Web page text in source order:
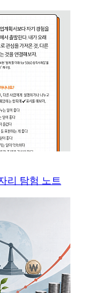
리 탐험 노트